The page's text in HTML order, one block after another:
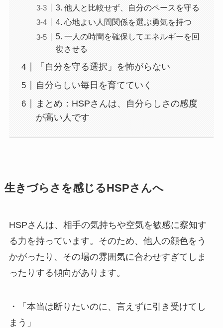
3. 他人と比較せず、自分のペースを守る
4. 心地よい人間関係を選ぶ勇気を持つ
5. 一人の時間を確保してエネルギーを回
復させる
「自分を守る選択」を怖がらない
自分らしい毎日を育てていく
まとめ：HSPさんは、自分らしさの感度
が高い人です
生きづらさを感じるHSPさんへ
HSPさんは、相手の気持ちや空気を敏感に察知す
る力を持っています。そのため、他人の顔色をう
かがったり、その場の雰囲気に合わせすぎてしま
ったりする傾向があります。
・「本当は断りたいのに、言えずに引き受けてし
まう」